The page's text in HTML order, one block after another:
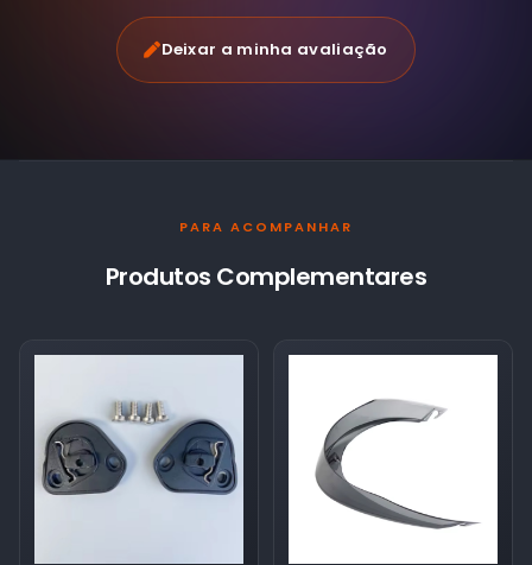
Deixar a minha avaliação
PARA ACOMPANHAR
Produtos Complementares